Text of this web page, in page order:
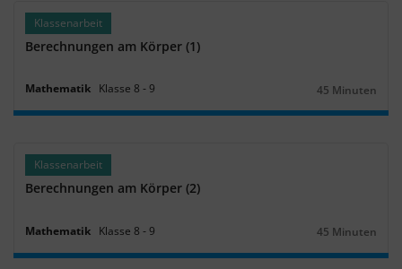
Klassenarbeit
Berechnungen am Körper (1)
Mathematik Klasse 8 ‐9
Dauer:
45 Minuten
Klassenarbeit
Berechnungen am Körper (2)
Mathematik Klasse 8 ‐9
Dauer:
45 Minuten